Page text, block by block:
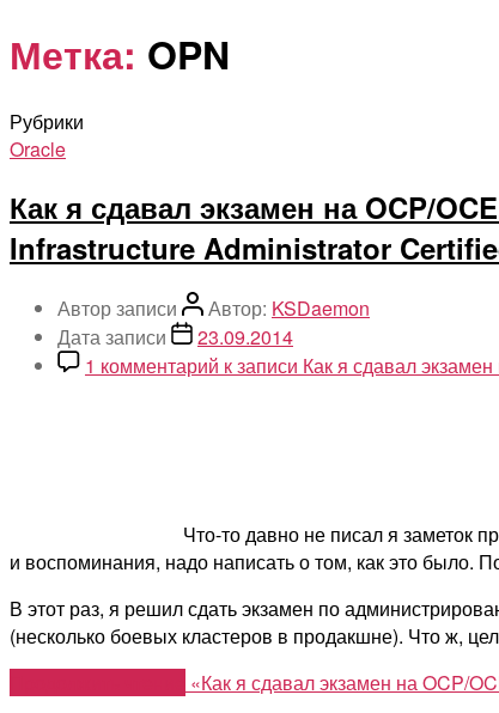
Метка: OPN
Рубрики
Oracle
Как я сдавал экзамен на OCP/
Infrastructure Administrator
Автор записи Автор: KSDaemon
Дата записи
23.09.2014
1 комментарий к записи Как я сдавал
Что-то давно не писал я заметок
и воспоминания, надо написать о том, как это было.
В этот раз, я решил сдать экзамен по
(несколько боевых кластеров в продакшне). Что ж,
«Как я сдавал экзамен на OCP/